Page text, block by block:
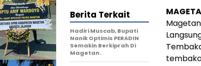
Berita Terkait
Hadiri Muscab, Bupati
Nanik Optimis PERADIN
Semakin Berkiprah Di
Magetan.